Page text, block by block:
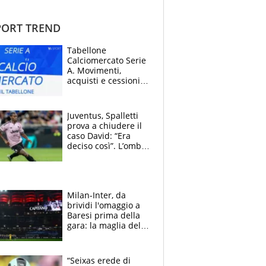
TREND
Tabellone
Calciomercato Serie
A. Movimenti,
acquisti e cessioni:
Juventus, Spalletti
prova a chiudere il
caso David: “Era
deciso così”. L’ombra
Milan-Inter, da
brividi l'omaggio a
Baresi prima della
gara: la maglia del
“Seixas erede di